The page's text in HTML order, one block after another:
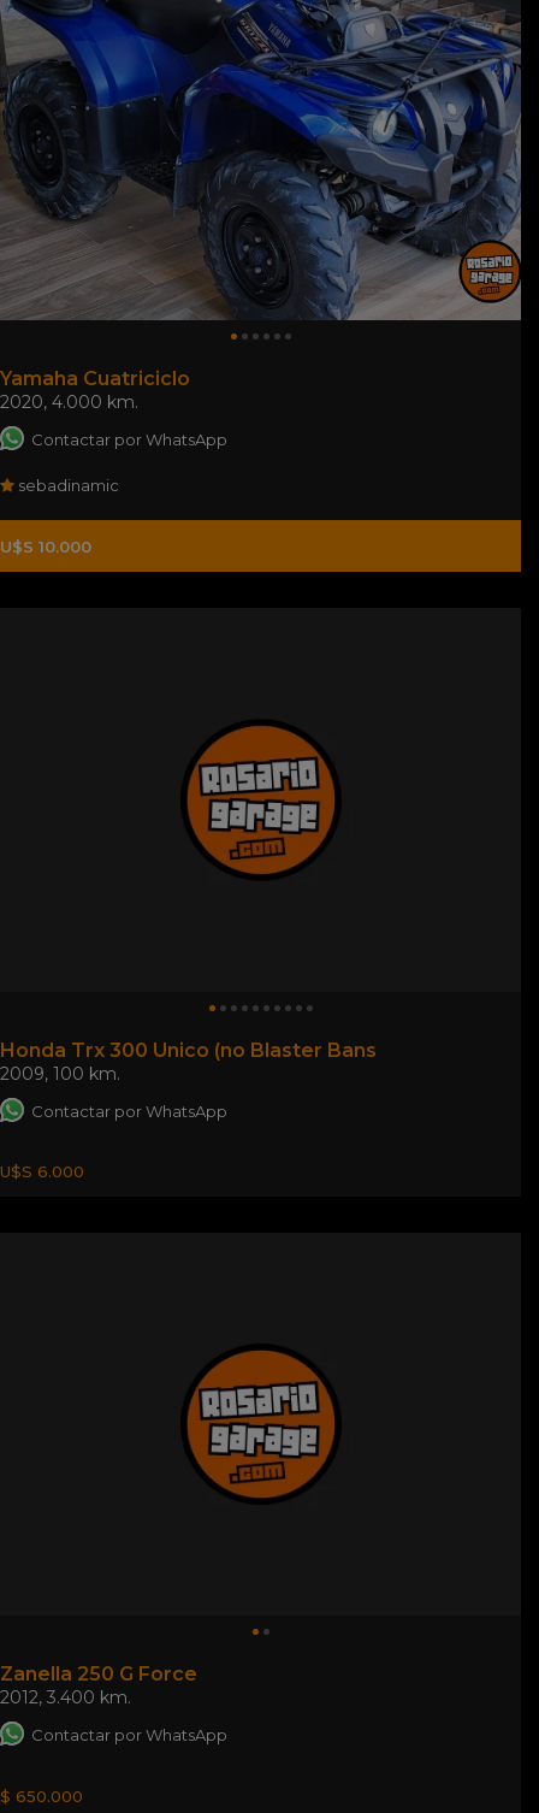
Yamaha Cuatriciclo
2020, 4.000 km.
Contactar por WhatsApp
sebadinamic
U$S 10.000
Honda Trx 300 Único (no Blaster Bans
2009, 100 km.
Contactar por WhatsApp
U$S 6.000
Zanella 250 G Force
2012, 3.400 km.
Contactar por WhatsApp
$ 650.000